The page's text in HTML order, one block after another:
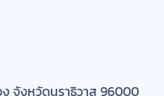
96000